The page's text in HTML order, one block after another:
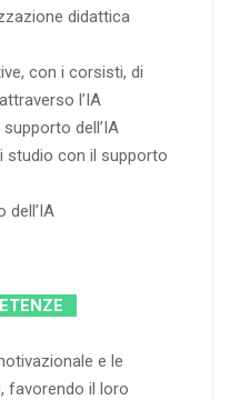
didattica
con i corsisti, di
l’IA
dell’IA
studio con il supporto
dell’IA
e le
favorendo il loro